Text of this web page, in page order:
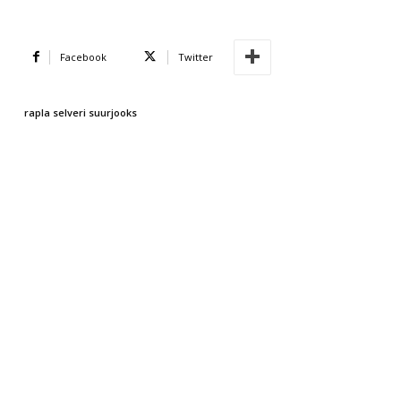
Facebook Twitter
rapla selveri suurjooks